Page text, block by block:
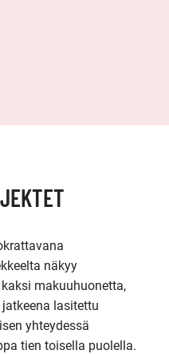
näkyy
makuuhuonetta,
lasitettu
yhteydessä
tien toisella puolella.